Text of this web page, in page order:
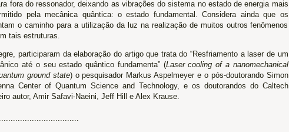
fora do ressonador, deixando as vibrações do sistema no estado de energia mais
pela mecânica quântica: o estado fundamental. Considera ainda que os
o caminho para a utilização da luz na realização de muitos outros fenômenos
tais estruturas.
participaram da elaboração do artigo que trata do “Resfriamento a laser de um
até o seu estado quântico fundamenta” (Laser cooling of a nanomechanical
ground state) o pesquisador Markus Aspelmeyer e o pós-doutorando Simon
Center of Quantum Science and Technology, e os doutorandos do Caltech
autor, Amir Safavi-Naeini, Jeff Hill e Alex Krause.